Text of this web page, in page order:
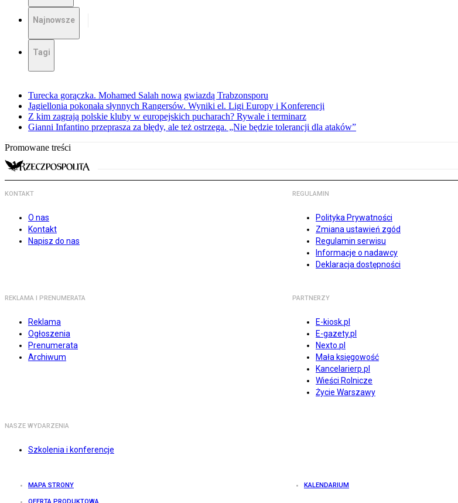
Najnowsze
Tagi
Turecka gorączka. Mohamed Salah nową gwiazdą Trabzonsporu
Jagiellonia pokonała słynnych Rangersów. Wyniki el. Ligi Europy i Konferencji
Z kim zagrają polskie kluby w europejskich pucharach? Rywale i terminarz
Gianni Infantino przeprasza za błędy, ale też ostrzega. „Nie będzie tolerancji dla ataków”
Promowane treści
KONTAKT
O nas
Kontakt
Napisz do nas
REGULAMIN
Polityka Prywatności
Zmiana ustawień zgód
Regulamin serwisu
Informacje o nadawcy
Deklaracja dostępności
REKLAMA I PRENUMERATA
Reklama
Ogłoszenia
Prenumerata
Archiwum
PARTNERZY
E-kiosk.pl
E-gazety.pl
Nexto.pl
Mała księgowość
Kancelarierp.pl
Wieści Rolnicze
Życie Warszawy
NASZE WYDARZENIA
Szkolenia i konferencje
MAPA STRONY KALENDARIUM